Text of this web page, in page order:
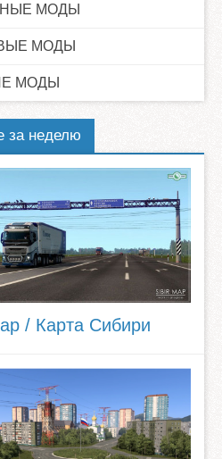
МОДЫ
МОДЫ
МОДЫ
за неделю
/ Карта Сибири